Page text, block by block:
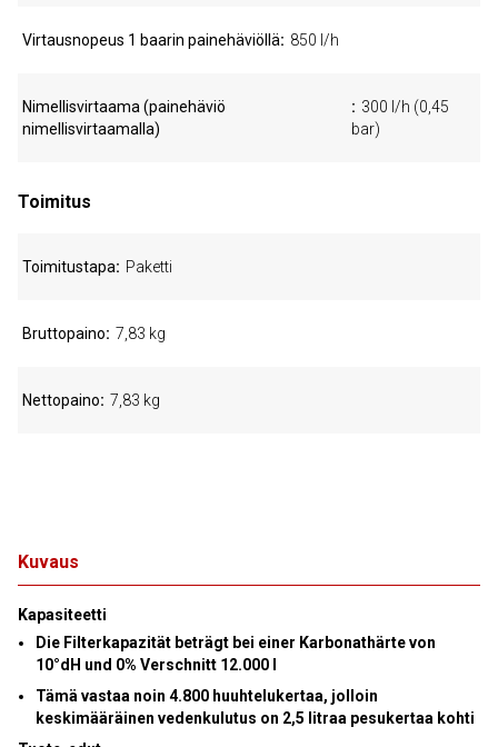
Kuvaus
Kapasiteetti
Die Filterkapazität beträgt bei einer Karbonathärte von
10°dH und 0% Verschnitt 12.000 l
Tämä vastaa noin 4.800 huuhtelukertaa, jolloin
keskimääräinen vedenkulutus on 2,5 litraa pesukertaa kohti
Virtausnopeus 1 baarin painehäviöllä 850 l/h
Nimellisvirtaama (painehäviö
nimellisvirtaamalla)
300 l/h (0,45
bar)
Toimitus
Toimitustapa Paketti
Bruttopaino 7,83 kg
Nettopaino 7,83 kg